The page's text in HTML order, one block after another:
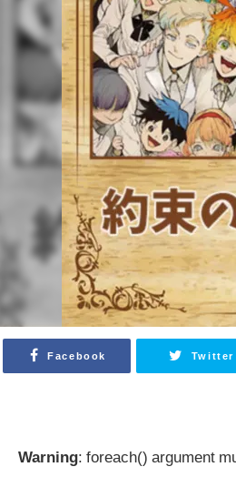
Facebook Twitter
Warning: foreach() argument